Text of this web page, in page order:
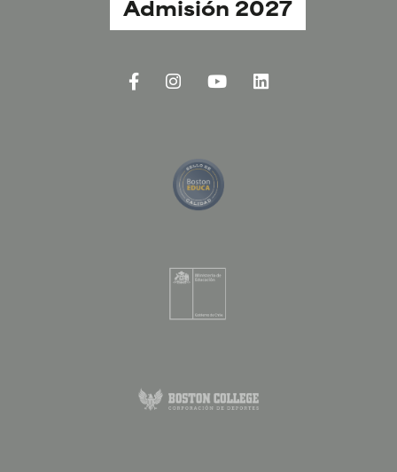
Admisión 2027